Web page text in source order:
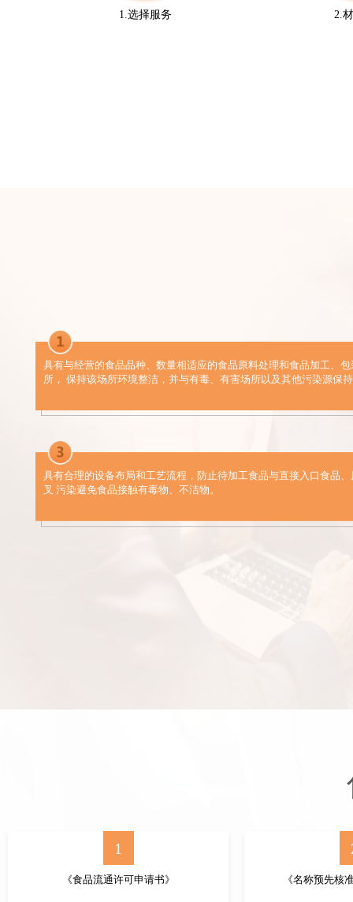
1.选择服务 2.
具有与经营的食品品种、数量相适应的食品原料处理和食品加工、
所， 保持该场所环境整洁，并与有毒、有害场所以及其他污染源保
具有合理的设备布局和工艺流程，防止待加工食品与直接入口食品
叉 污染避免食品接触有毒物、不洁物。
1
《食品流通许可申请书》 《名称预先核